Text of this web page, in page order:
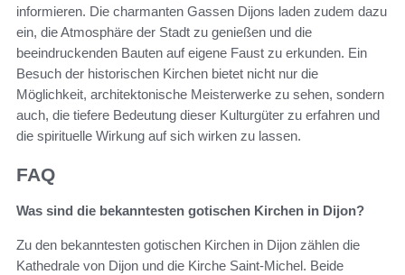
informieren. Die charmanten Gassen Dijons laden zudem dazu
ein, die Atmosphäre der Stadt zu genießen und die
beeindruckenden Bauten auf eigene Faust zu erkunden. Ein
Besuch der historischen Kirchen bietet nicht nur die
Möglichkeit, architektonische Meisterwerke zu sehen, sondern
auch, die tiefere Bedeutung dieser Kulturgüter zu erfahren und
die spirituelle Wirkung auf sich wirken zu lassen.
FAQ
Was sind die bekanntesten gotischen Kirchen in Dijon?
Zu den bekanntesten gotischen Kirchen in Dijon zählen die
Kathedrale von Dijon und die Kirche Saint-Michel. Beide